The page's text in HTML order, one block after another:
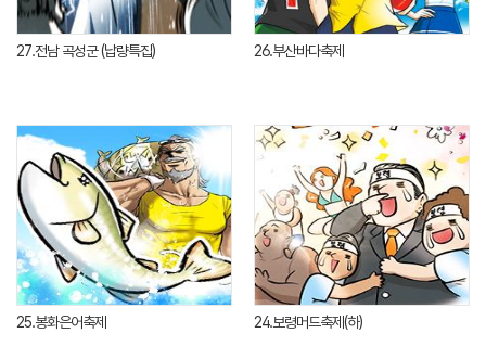
27.전남 곡성군 (납량특집) 26.부산바다축제
25.봉화은어축제 24.보령머드축제(하)